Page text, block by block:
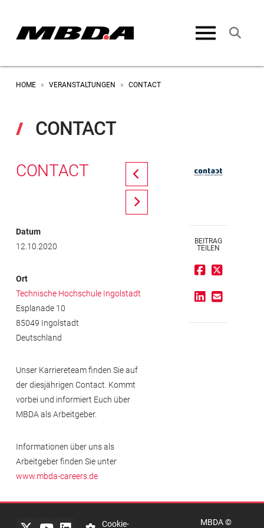
HOME » VERANSTALTUNGEN » CONTACT
CONTACT
CONTACT Prev
Next
Datum
12.10.2020
Ort
Technische Hochschule Ingolstadt
Esplanade 10
85049 Ingolstadt
Deutschland
Unser Karriereteam finden Sie auf
der diesjährigen Contact. Kommt
vorbei und informiert Euch über
MBDA als Arbeitgeber.
Informationen über uns als
Arbeitgeber finden Sie unter
www.mbda-careers.de
BEITRAG
TEILEN
Impressum
Datenschutzerklärung
Cookie-
MBDA ©